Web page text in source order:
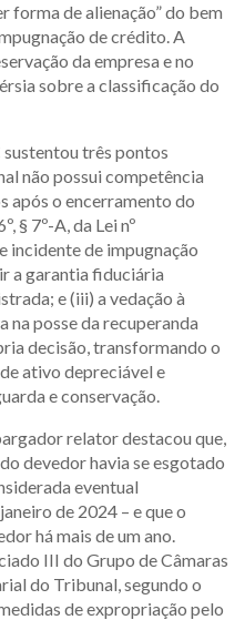
forma de alienação” do bem
de crédito. A
da empresa e no
sobre a classificação do
três pontos
não possui competência
após o encerramento do
§ 7º-A, da Lei nº
incidente de impugnação
a garantia fiduciária
e (iii) a vedação à
na posse da recuperanda
decisão, transformando o
ativo depreciável e
e conservação.
relator destacou que,
devedor havia se esgotado
eventual
de 2024 – e que o
há mais de um ano.
III do Grupo de Câmaras
do Tribunal, segundo o
de expropriação pelo